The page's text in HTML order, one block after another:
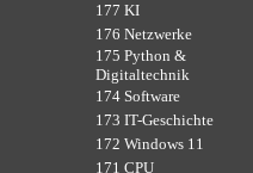
177 KI
176 Netzwerke
175 Python &
Digitaltechnik
174 Software
173 IT-Geschichte
172 Windows 11
171 CPU